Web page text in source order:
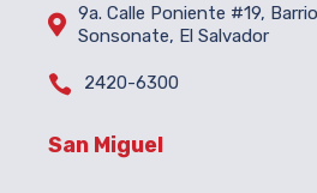
 9a. Calle Poniente #19,
Sonsonate, El Salvador
 2420-6300
San Miguel